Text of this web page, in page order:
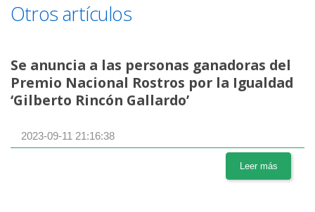
Otros artículos
Se anuncia a las personas ganadoras del
Premio Nacional Rostros por la Igualdad
‘Gilberto Rincón Gallardo’
2023-09-11 21:16:38
Leer más